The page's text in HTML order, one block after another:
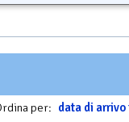
per: data di arrivo